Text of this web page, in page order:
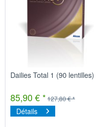
Dailies Total 1 (90 lentilles)
85,90 € * 127,80 € *
Détails